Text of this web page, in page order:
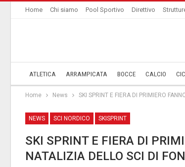
Home Chi siamo Pool Sportivo Direttivo
ATLETICA ARRAMPICATA BOCCE CALCIO
Home News SKI SPRINT E FIERA DI PRIMIERO
NEWS SCI NORDICO SKISPRINT
SKI SPRINT E FIERA DI
NATALIZIA DELLO SCI DI